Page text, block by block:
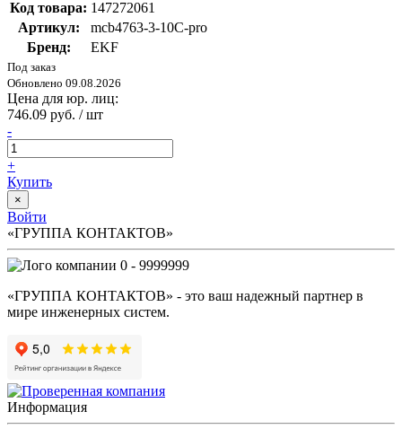
Код товара: 147272061
Артикул:
mcb4763-3-10C-pro
Бренд:
EKF
Под заказ
Обновлено 09.08.2026
Цена для юр. лиц:
746.09 руб. / шт
-
+
Купить
×
Войти
«ГРУППА КОНТАКТОВ»
0 - 9999999
«ГРУППА КОНТАКТОВ» - это ваш надежный партнер в
мире инженерных систем.
Информация